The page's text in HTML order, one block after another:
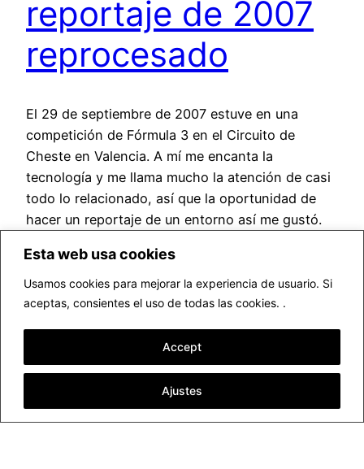
Esta web usa cookies
Usamos cookies para mejorar la experiencia de usuario. Si
aceptas, consientes el uso de todas las cookies. .
Ajustes
Accept
reportaje de 2007
reprocesado
El 29 de septiembre de 2007 estuve en una
competición de Fórmula 3 en el Circuito de
Cheste en Valencia. A mí me encanta la
tecnología y me llama mucho la atención de casi
todo lo relacionado, así que la oportunidad de
hacer un reportaje de un entorno así me gustó.
mayo 25, 2018